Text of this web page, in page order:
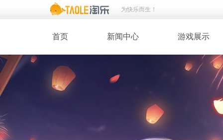
为快乐而生！
首页 新闻中心 游戏展示
· 维护公告
· 桃花美人